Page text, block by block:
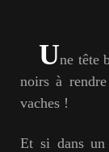
Une tête
noirs à
vaches !
Et si dans